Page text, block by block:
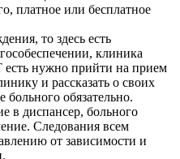
платное или бесплатное
то здесь есть
клиника
есть нужно прийти на прием
и рассказать о своих
обязательно.
в диспансер, больного
Следования всем
от зависимости и